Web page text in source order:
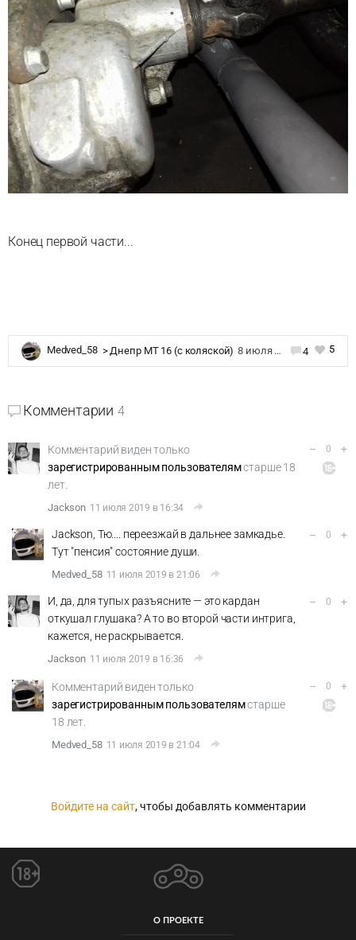
Конец первой части...
Medved_58 > Днепр MT 16 (c коляской) 8 июля 2019 в 22:05 4 5
Комментарии 4
Комментарий виден только
зарегистрированным пользователямстарше 18
лет.
Jackson 11 июля 2019 в 16:34
– 0 +
Jackson, Тю.... переезжай в дальнее замкадье.
Тут "пенсия" состояние души.
Medved_58 11 июля 2019 в 21:06
– 0 +
И, да, для тупых разъясните — это кардан
откушал глушака? А то во второй части интрига,
кажется, не раскрывается.
Jackson 11 июля 2019 в 16:36
– 0 +
Комментарий виден только
зарегистрированным пользователямстарше
18 лет.
Medved_58 11 июля 2019 в 21:04
– 0 +
Войдите на сайт, чтобы добавлять комментарии
О ПРОЕКТЕ